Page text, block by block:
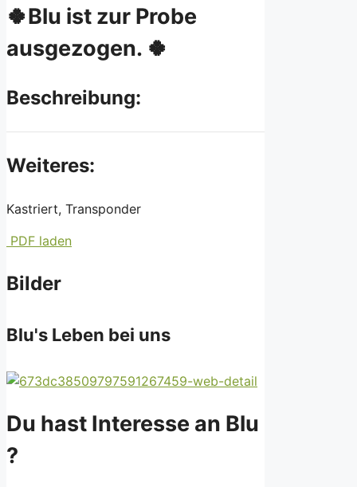
🍀Blu ist zur Probe
ausgezogen. 🍀
Beschreibung:
Weiteres:
Kastriert, Transponder
PDF laden
Bilder
Blu's Leben bei uns
Du hast Interesse an Blu
?